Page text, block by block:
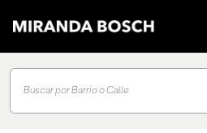
Buscar por Barrio o Calle